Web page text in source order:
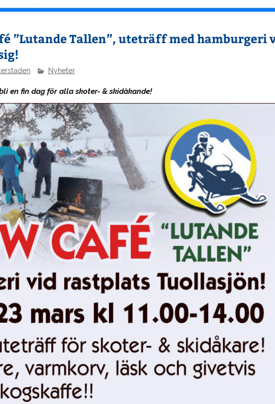
”Lutande Tallen”, uteträff med hamburgeri
Nyheter
en fin dag för alla skoter- & skidåkande!